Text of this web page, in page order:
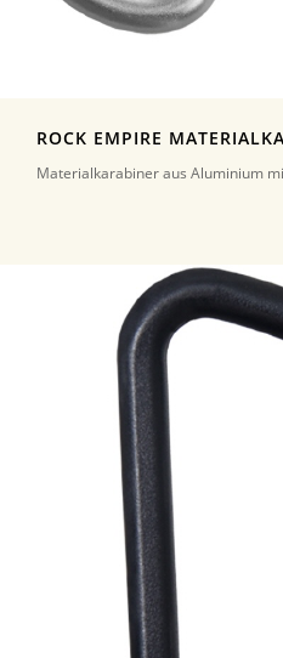
ROCK EMPIRE
Materialkarabiner aus Aluminium